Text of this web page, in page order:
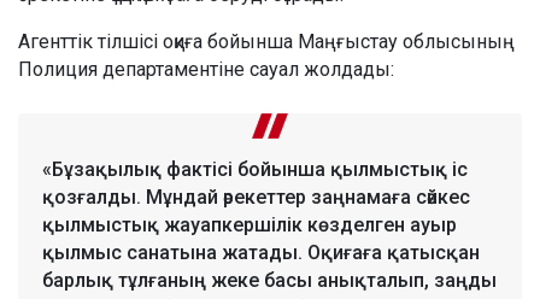
Агенттік тілшісі оқиға бойынша Маңғыстау облысының
Полиция департаментіне сауал жолдады:
«Бұзақылық фактісі бойынша қылмыстық іс
қозғалды. Мұндай әрекеттер заңнамаға сәйкес
қылмыстық жауапкершілік көзделген ауыр
қылмыс санатына жатады. Оқиғаға қатысқан
барлық тұлғаның жеке басы анықталып, заңды